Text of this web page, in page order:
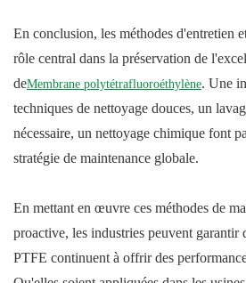
En conclusion, les méthodes d'entretien
rôle central dans la préservation de
deMembrane polytétrafluoroéthylène. Une
techniques de nettoyage douces, un
nécessaire, un nettoyage chimique font
stratégie de maintenance globale.
En mettant en œuvre ces méthodes de
proactive, les industries peuvent garantir
PTFE continuent à offrir des